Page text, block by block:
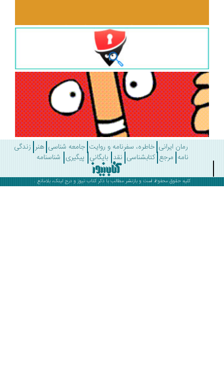
رمان ایرانی خاطره، سفرنامه و روایت جامعه شناسی هنر زندگی
مرجع کتابشناسی نقد بایگانی پیگیری شناسنامه
کلیه حقوق محفوظ است و بازنشر مطالب با ذکرکتاب نیوزو درج لینک، بلامانع .